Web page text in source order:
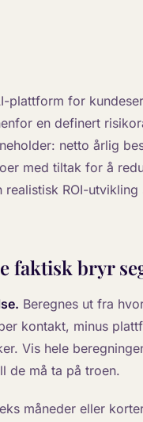
plattform for
en definert
netto årlig
med tiltak for å
ROI-
faktisk bryr
Beregnes ut fra
kontakt, minus
Vis hele
de må ta på troen.
måneder eller